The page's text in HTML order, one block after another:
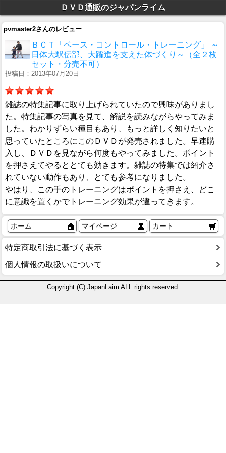
ＤＶＤ通販のジャパンライム
pvmaster2さんのレビュー
ＢＣＴ「ベース・コントロール・トレーニング」 ～
日体大駅伝部、大躍進を支えた体づくり～（全２枚
セット・分売不可）
投稿日：2013年07月20日
雑誌の特集記事に取り上げられていたので興味がありまし
た。特集記事の写真を見て、解説を読みながらやってみま
した。わかりずらい種目もあり、もっと詳しく知りたいと
思っていたところにこのＤＶＤが発売されました。早速購
入し、ＤＶＤを見ながら何度もやってみました。ポイント
を押さえてやるととても効きます。雑誌の特集では紹介さ
れていない動作もあり、とても参考になりました。
やはり、この手のトレーニングはポイントを押さえ、どこ
に意識を置くかでトレーニング効果が違ってきます。
ホーム マイページ カート
特定商取引法に基づく表示
個人情報の取扱いについて
Copyright (C) JapanLaim ALL rights reserved.